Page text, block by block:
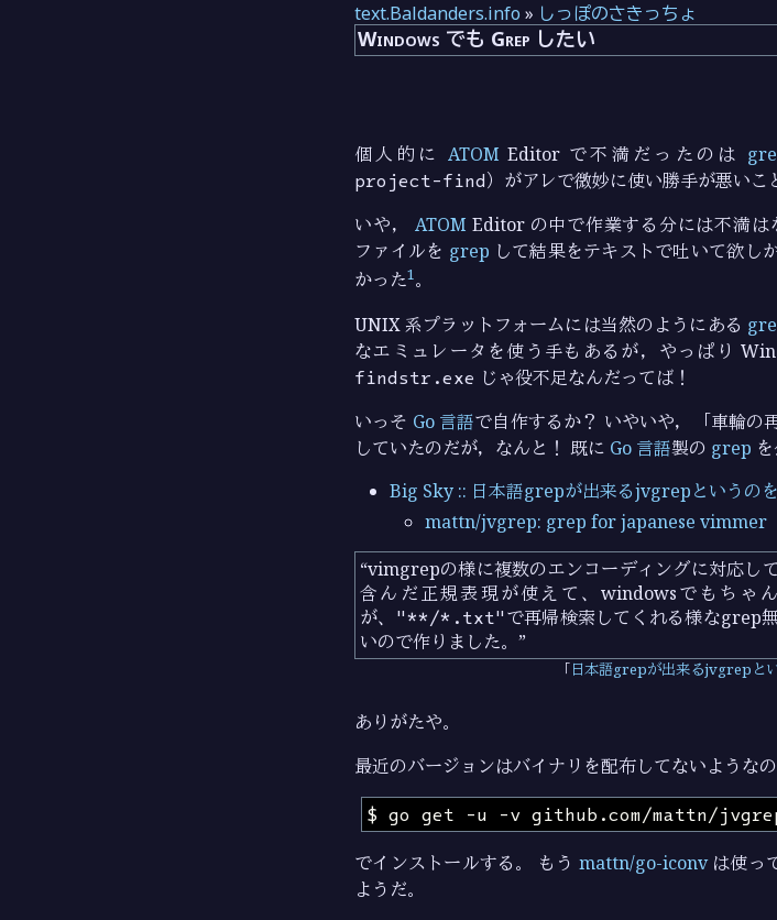
text.Baldanders.info » しっぽのさきっちょ
Windows でも Grep したい
個人的に ATOM Editor で不満だったのは
project-find）がアレで微妙に使い勝手が悪いこ
いや，ATOM Editor の中で作業する分には不満は
ファイルを grep して結果をテキストで吐いて欲し
かった1。
UNIX 系プラットフォームには当然のようにある
なエミュレータを使う手もあるが，やっぱり
findstr.exe じゃ役不足なんだってば！
いっそ Go 言語で自作するか？ いやいや，「車輪の
していたのだが，なんと！ 既に Go 言語製の grep
Big Sky :: 日本語grepが出来るjvgrepというのを
mattn/jvgrep: grep for japanese vimmer
“vimgrepの様に複数のエンコーディングに対応し
含んだ正規表現が使えて、windowsでもちゃ
が、 "**/*.txt"で再帰検索してくれる様なgrep
いので作りました。”
日本語grepが出来るjvgrepとい
ありがたや。
最近のバージョンはバイナリを配布してないような
でインストールする。 もう mattn/go-iconvは使っ
ようだ。